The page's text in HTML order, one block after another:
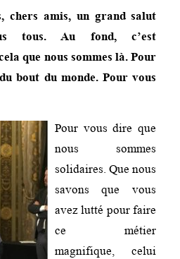
chers amis, un grand salut
tous. Au fond, c’est
que nous sommes là. Pour
bout du monde. Pour vous
Pour vous dire que
nous sommes
solidaires. Que nous
savons que vous
avez lutté pour faire
ce métier
magnifique, celui